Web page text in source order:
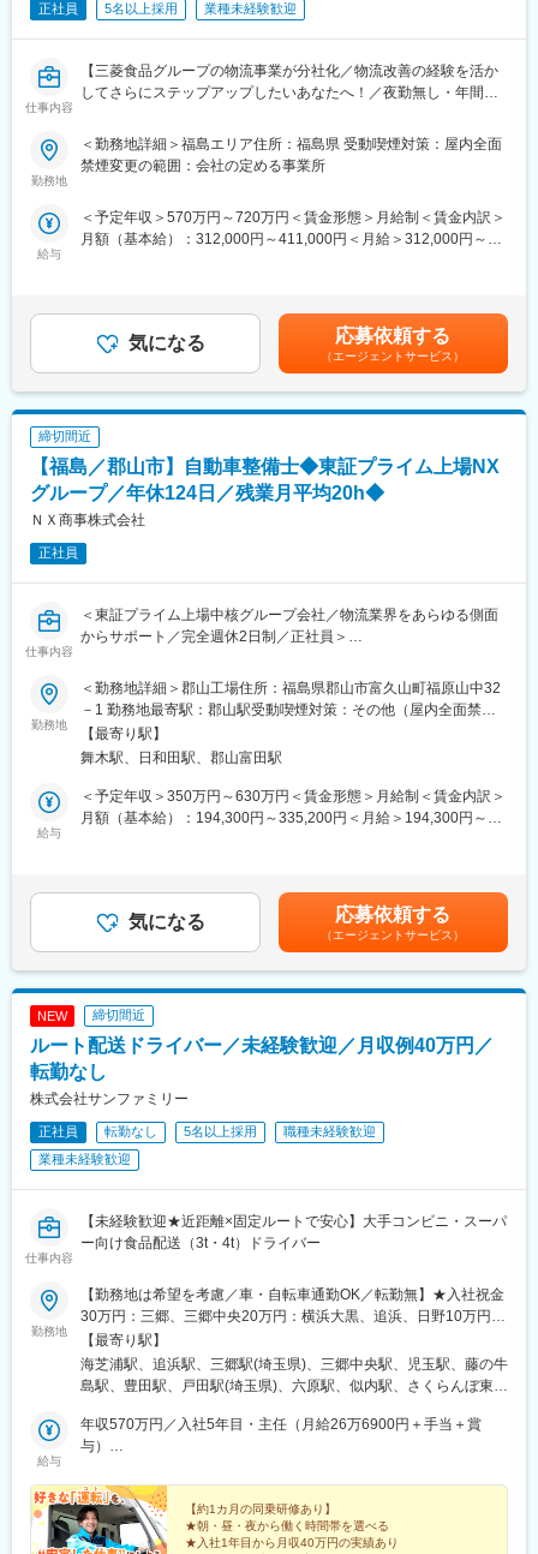
ださい。
■組織構成：
では6名（本宮4名、亘理1名、仙台1名）で構成されています。
業として成長してきました。
「丁寧・正確・迅速」をモットーに、お客様に信頼されるサービ
変更の範囲：会社の定める業務
正社員 5名以上採用 業種未経験歓迎
仕事内容
【三菱食品グループの物流事業が分社化／物流改善の経験を活か
してさらにステップアップしたいあなたへ！／夜勤無し・年間休
■募集背景：
め、将来のセンター長を担う人材を募集します。
全国約400拠点に及ぶ物流ネットワークを活かしつつ、特に各セ
携わり、将来的には1拠点の責任者としてセンター全体の経営を担
っていただくことを期待しています。
■業務詳細：
・物流センター全体の運営・管理
・外部パートナー（倉庫・配送会社）との折衝・マネジメント
・センターKPI（生産性・コスト・品質・納期）の管理・改善推進
・収支管理（予算策定・実績管理・損益改善施策の立案）
・物流改善施策の企画・実行（業務標準化、DX推進等）
・本社・支社と連携した中長期の拠点戦略立案
・センター内メンバーの育成・評価・マネジメント
※荷役・配送業務は外部パートナーに委託しており、現場作業中心
■キャリアパス・評価制度：
・本社・支社での物流戦略立案や提案営業、コンサルティングな
どへのキャリア展開も可能です
■当社について：
式会社の物流事業を分社化し、2024年11月に設立された新会社で
す。全国約400拠点の物流ネットワークを活かし、食品流通を中
業にも積極的に取り組み、他社への物流支援やコンサルティング
を通じて事業領域の拡大を目指しています。安定した事業基盤と
革新性を兼ね備え、持続可能な社会の実現に向けた新しい物流モ
デルの構築に挑戦する企業です
勤務地
＜勤務地詳細＞福島エリア住所：福島県 受動喫煙対策：屋内全面
禁煙変更の範囲：会社の定める事業所
給与
＜予定年収＞570万円～720万円＜賃金形態＞月給制＜賃金内訳＞
月額（基本給）：312,000円～411,000円＜月給＞312,000円～
があります。月給(月額)は固定手当を含めた表記です。
気になる 応募依頼する
（エージェントサービス）
締切間近
【福島／郡山市】自動車整備士◆東証プライム上場NX
グループ／年休124日／残業月平均20h◆
ＮＸ商事株式会社
正社員
仕事内容
＜東証プライム上場中核グループ会社／物流業界をあらゆる側面
からサポート／完全週休2日制／正社員＞
■業務概要：
普通自動車、大型自動車、建設荷役車両、大型特殊車両、その他
の整備 など
■魅力：
◇働きながら資格が取れる
業務で必要な資格取得にかかる費用は、会社が全額負担します。
ざまな法人顧客の車両や建機の整備をしています。
◇あらゆるメーカーの車両を扱える
自家用車、日本の物流を支えるトラック、建設機械などの点検を
身につけられます。
■企業の特徴：
物流業界をあらゆる側面からサポートしている当社の事業フィー
ルドは、多岐にわたり、「輸送」を支える車両や燃料の提供（整
化をサポートする機器の提供（物流機器部門）、モノの輸送や荷
役の安全を確保する「包装」資材の提供（物流商品部門）、メー
トすることが、当社の存在意義とも言えます。また、生活からビ
ジネスに至る様々なシーンに存在するリスクに対し、保険商品と
野に事業フィールドを拡げています。
変更の範囲：会社の定める業務
勤務地
＜勤務地詳細＞郡山工場住所：福島県郡山市富久山町福原山中32
－1 勤務地最寄駅：郡山駅受動喫煙対策：その他（屋内全面禁煙
（屋外指定喫煙場所あり））変更の範囲：会社の定める事業所
【最寄り駅】
舞木駅、日和田駅、郡山富田駅
給与
＜予定年収＞350万円～630万円＜賃金形態＞月給制＜賃金内訳＞
月額（基本給）：194,300円～335,200円＜月給＞194,300円～
約520万円30～40歳（技術主任）年収約590万円35～45歳（技術
係長）年収約680万円40歳～（技術課長）年収約800万円賃金はあ
くまでも目安の金額であり、選考を通じて上下する可能性があり
ます。月給(月額)は固定手当を含めた表記です。
気になる 応募依頼する
（エージェントサービス）
NEW 締切間近
ルート配送ドライバー／未経験歓迎／月収例40万円／
転勤なし
株式会社サンファミリー
正社員 転勤なし 5名以上採用
職種未経験歓迎
業種未経験歓迎
仕事内容
【未経験歓迎★近距離×固定ルートで安心】大手コンビニ・スーパ
ー向け食品配送（3t・4t）ドライバー
勤務地
【勤務地は希望を考慮／車・自転車通勤OK／転勤無】★入社祝金
30万円：三郷、三郷中央20万円：横浜大黒、追浜、日野10万円：
新潟★三郷、三郷中央、児玉、春日部、横浜大黒、追浜、戸田で
積極採用中！☆関東●横浜大黒営業所：神奈川県横浜市鶴見区大黒
ふ頭●追浜営業所：神奈川県横須賀市夏島町●三郷営業所：埼玉県
所：埼玉県本庄市児玉町児玉●春日部営業所：埼玉県春日部市下柳
●日野営業所：東京都日野市旭が丘●戸田営業所：埼玉県戸田市氷
所：岩手県花巻市空港南●山形営業所：山形県東根市大字東根元東
根字一本木●岩沼営業所：宮城県岩沼市空港南●福島営業所：福島
県本宮市荒井字恵向●岩手営業所：岩手県花巻市空港南●秋田営業
【最寄り駅】
海芝浦駅、追浜駅、三郷駅(埼玉県)、三郷中央駅、児玉駅、藤の牛
島駅、豊田駅、戸田駅(埼玉県)、六原駅、似内駅、さくらんぼ東根
羽後牛島駅
給与
年収570万円／入社5年目・主任（月給26万6900円＋手当＋賞
与）
＋賞与）
【約1カ月の同乗研修あり】
★朝・昼・夜から働く時間帯を選べる
★入社1年目から月収40万円の実績あり